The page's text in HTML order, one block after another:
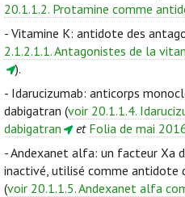
20.1.1.2. Protamine comme
- Vitamine K: antidote des
2.1.2.1.1. Antagonistes de la
).
- Idarucizumab: anticorps
dabigatran (voir 20.1.1.4.
dabigatran
et Folia de mai
- Andexanet alfa: un facteur Xa
inactivé, utilisé comme antidote
(voir 20.1.1.5. Andexanet alfa